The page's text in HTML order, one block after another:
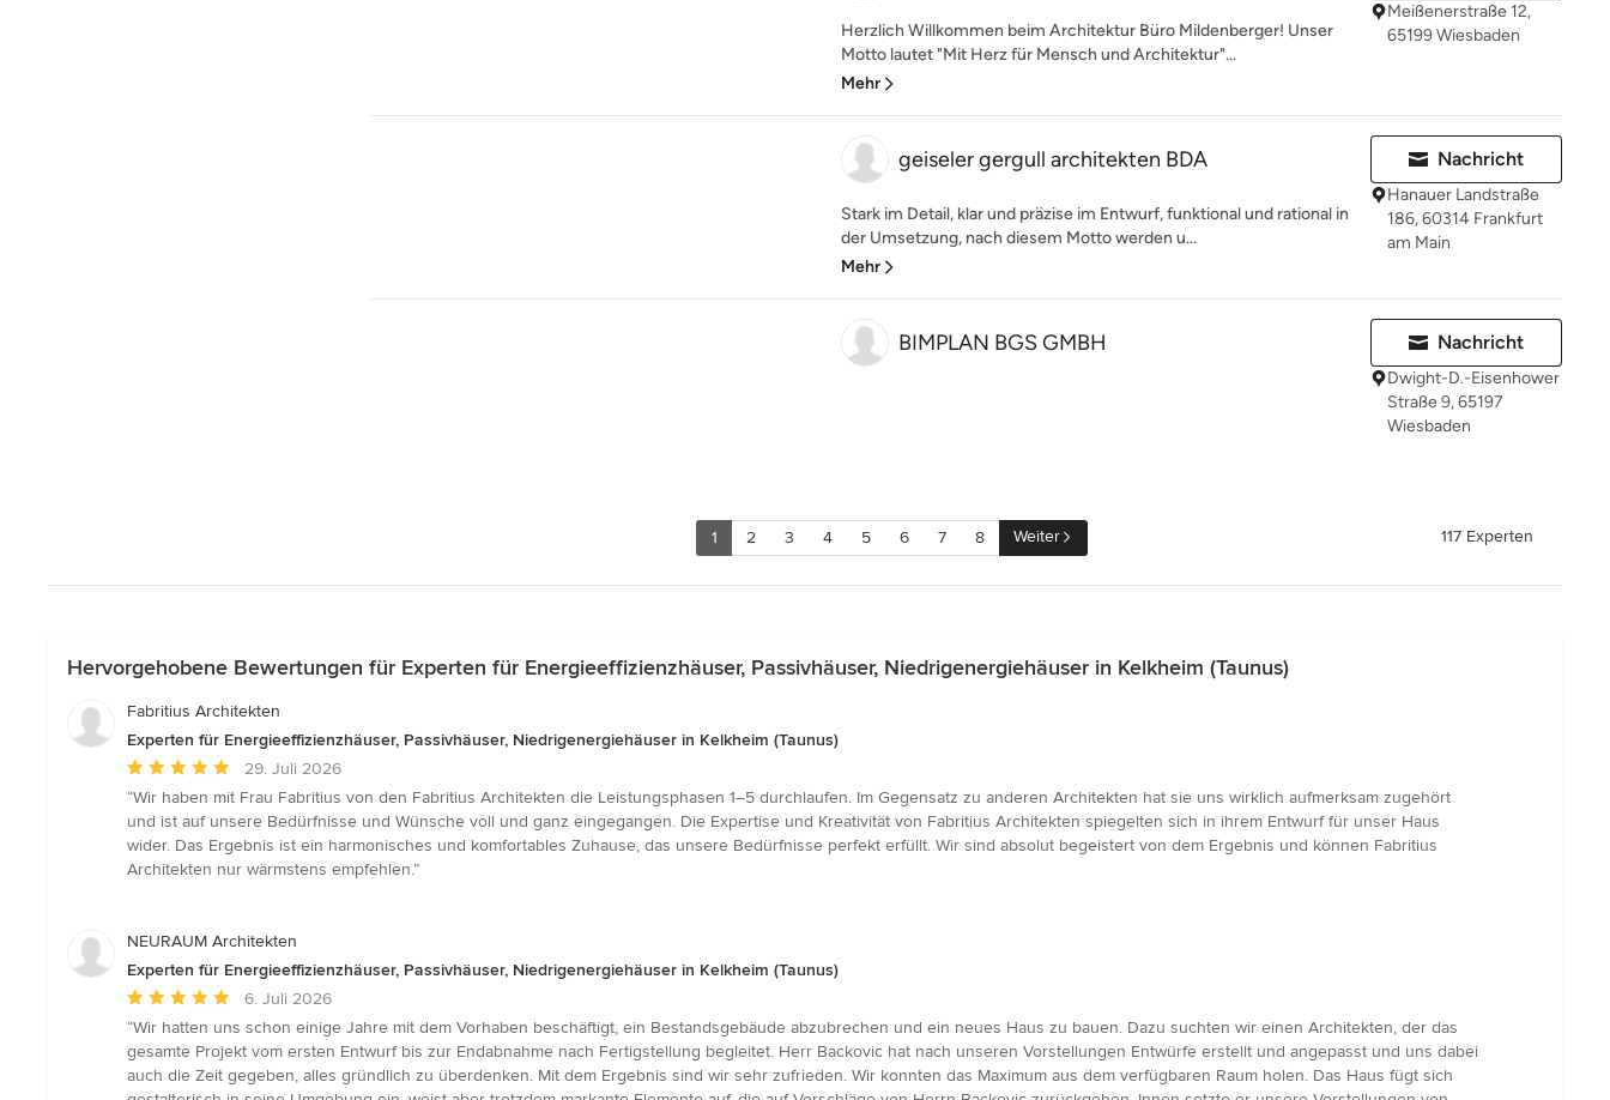
Herzlich Willkommen beim Architektur Büro Mildenberger! Unser
Motto lautet "Mit Herz für Mensch und Architektur"...
Mehr
Meißenerstraße 12,
65199 Wiesbaden
geiseler gergull architekten BDA
Stark im Detail, klar und präzise im Entwurf, funktional und rational in
der Umsetzung, nach diesem Motto werden u...
Mehr
Nachricht
Hanauer Landstraße
186, 60314 Frankfurt
am Main
BIMPLAN BGS GMBH Nachricht
Dwight-D.-Eisenhower
Straße 9, 65197
Wiesbaden
1 2 3 4 5 6 7 8 Weiter 117 Experten
Hervorgehobene Bewertungen für Experten für Energieeffizienzhäuser, Passivhäuser, Niedrigenergiehäuser in Kelkheim (Taunus)
Fabritius Architekten
Experten für Energieeffizienzhäuser, Passivhäuser, Niedrigenergiehäuser in Kelkheim (Taunus)
Durchschnittliche
Bewertung:
5
von
5
29. Juli 2026
“Wir haben mit Frau Fabritius von den Fabritius Architekten die Leistungsphasen 1–5 durchlaufen. Im Gegensatz zu anderen Architekten hat sie uns wirklich aufmerksam zugehört
und ist auf unsere Bedürfnisse und Wünsche voll und ganz eingegangen. Die Expertise und Kreativität von Fabritius Architekten spiegelten sich in ihrem Entwurf für unser Haus
wider. Das Ergebnis ist ein harmonisches und komfortables Zuhause, das unsere Bedürfnisse perfekt erfüllt. Wir sind absolut begeistert von dem Ergebnis und können Fabritius
Architekten nur wärmstens empfehlen.”
NEURAUM Architekten
Experten für Energieeffizienzhäuser, Passivhäuser, Niedrigenergiehäuser in Kelkheim (Taunus)
Durchschnittliche
Bewertung:
5
von
5
6. Juli 2026
“Wir hatten uns schon einige Jahre mit dem Vorhaben beschäftigt, ein Bestandsgebäude abzubrechen und ein neues Haus zu bauen. Dazu suchten wir einen Architekten, der das
gesamte Projekt vom ersten Entwurf bis zur Endabnahme nach Fertigstellung begleitet. Herr Backovic hat nach unseren Vorstellungen Entwürfe erstellt und angepasst und uns dabei
auch die Zeit gegeben, alles gründlich zu überdenken. Mit dem Ergebnis sind wir sehr zufrieden. Wir konnten das Maximum aus dem verfügbaren Raum holen. Das Haus fügt sich